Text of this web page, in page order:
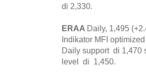
di 2,330.
ERAA Daily, 1,495
Indikator MFI
Daily support di 1,470
level di 1,450.